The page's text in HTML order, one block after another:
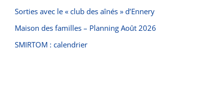
Sorties avec le « club des aînés » d’Ennery
Maison des familles – Planning Août 2026
SMIRTOM : calendrier